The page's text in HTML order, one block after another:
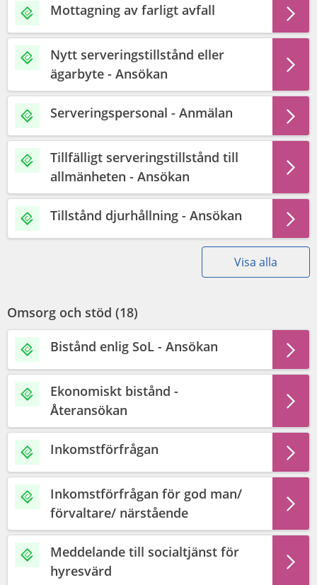
Mottagning av farligt avfall
Nytt serveringstillstånd eller
ägarbyte - Ansökan
Serveringspersonal - Anmälan
Tillfälligt serveringstillstånd till
allmänheten - Ansökan
Tillstånd djurhållning - Ansökan
Visa alla
Omsorg och stöd (18)
Bistånd enlig SoL - Ansökan
Ekonomiskt bistånd -
Återansökan
Inkomstförfrågan
Inkomstförfrågan för god man/
förvaltare/ närstående
Meddelande till socialtjänst för
hyresvärd